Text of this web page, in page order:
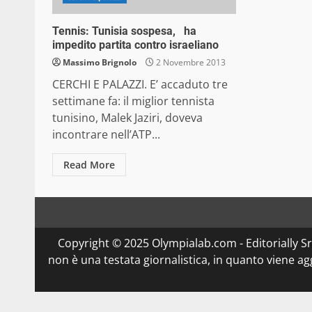
Tennis: Tunisia sospesa, ha
impedito partita contro israeliano
Massimo Brignolo 2 Novembre 2013
CERCHI E PALAZZI. E’ accaduto tre
settimane fa: il miglior tennista
tunisino, Malek Jaziri, doveva
incontrare nell’ATP...
Read More
Copyright © 2025 Olympialab.com - Editorially
non è una testata giornalistica, in quanto viene